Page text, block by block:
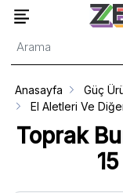
Toprak
Anasayfa Güç
El Aletleri Ve